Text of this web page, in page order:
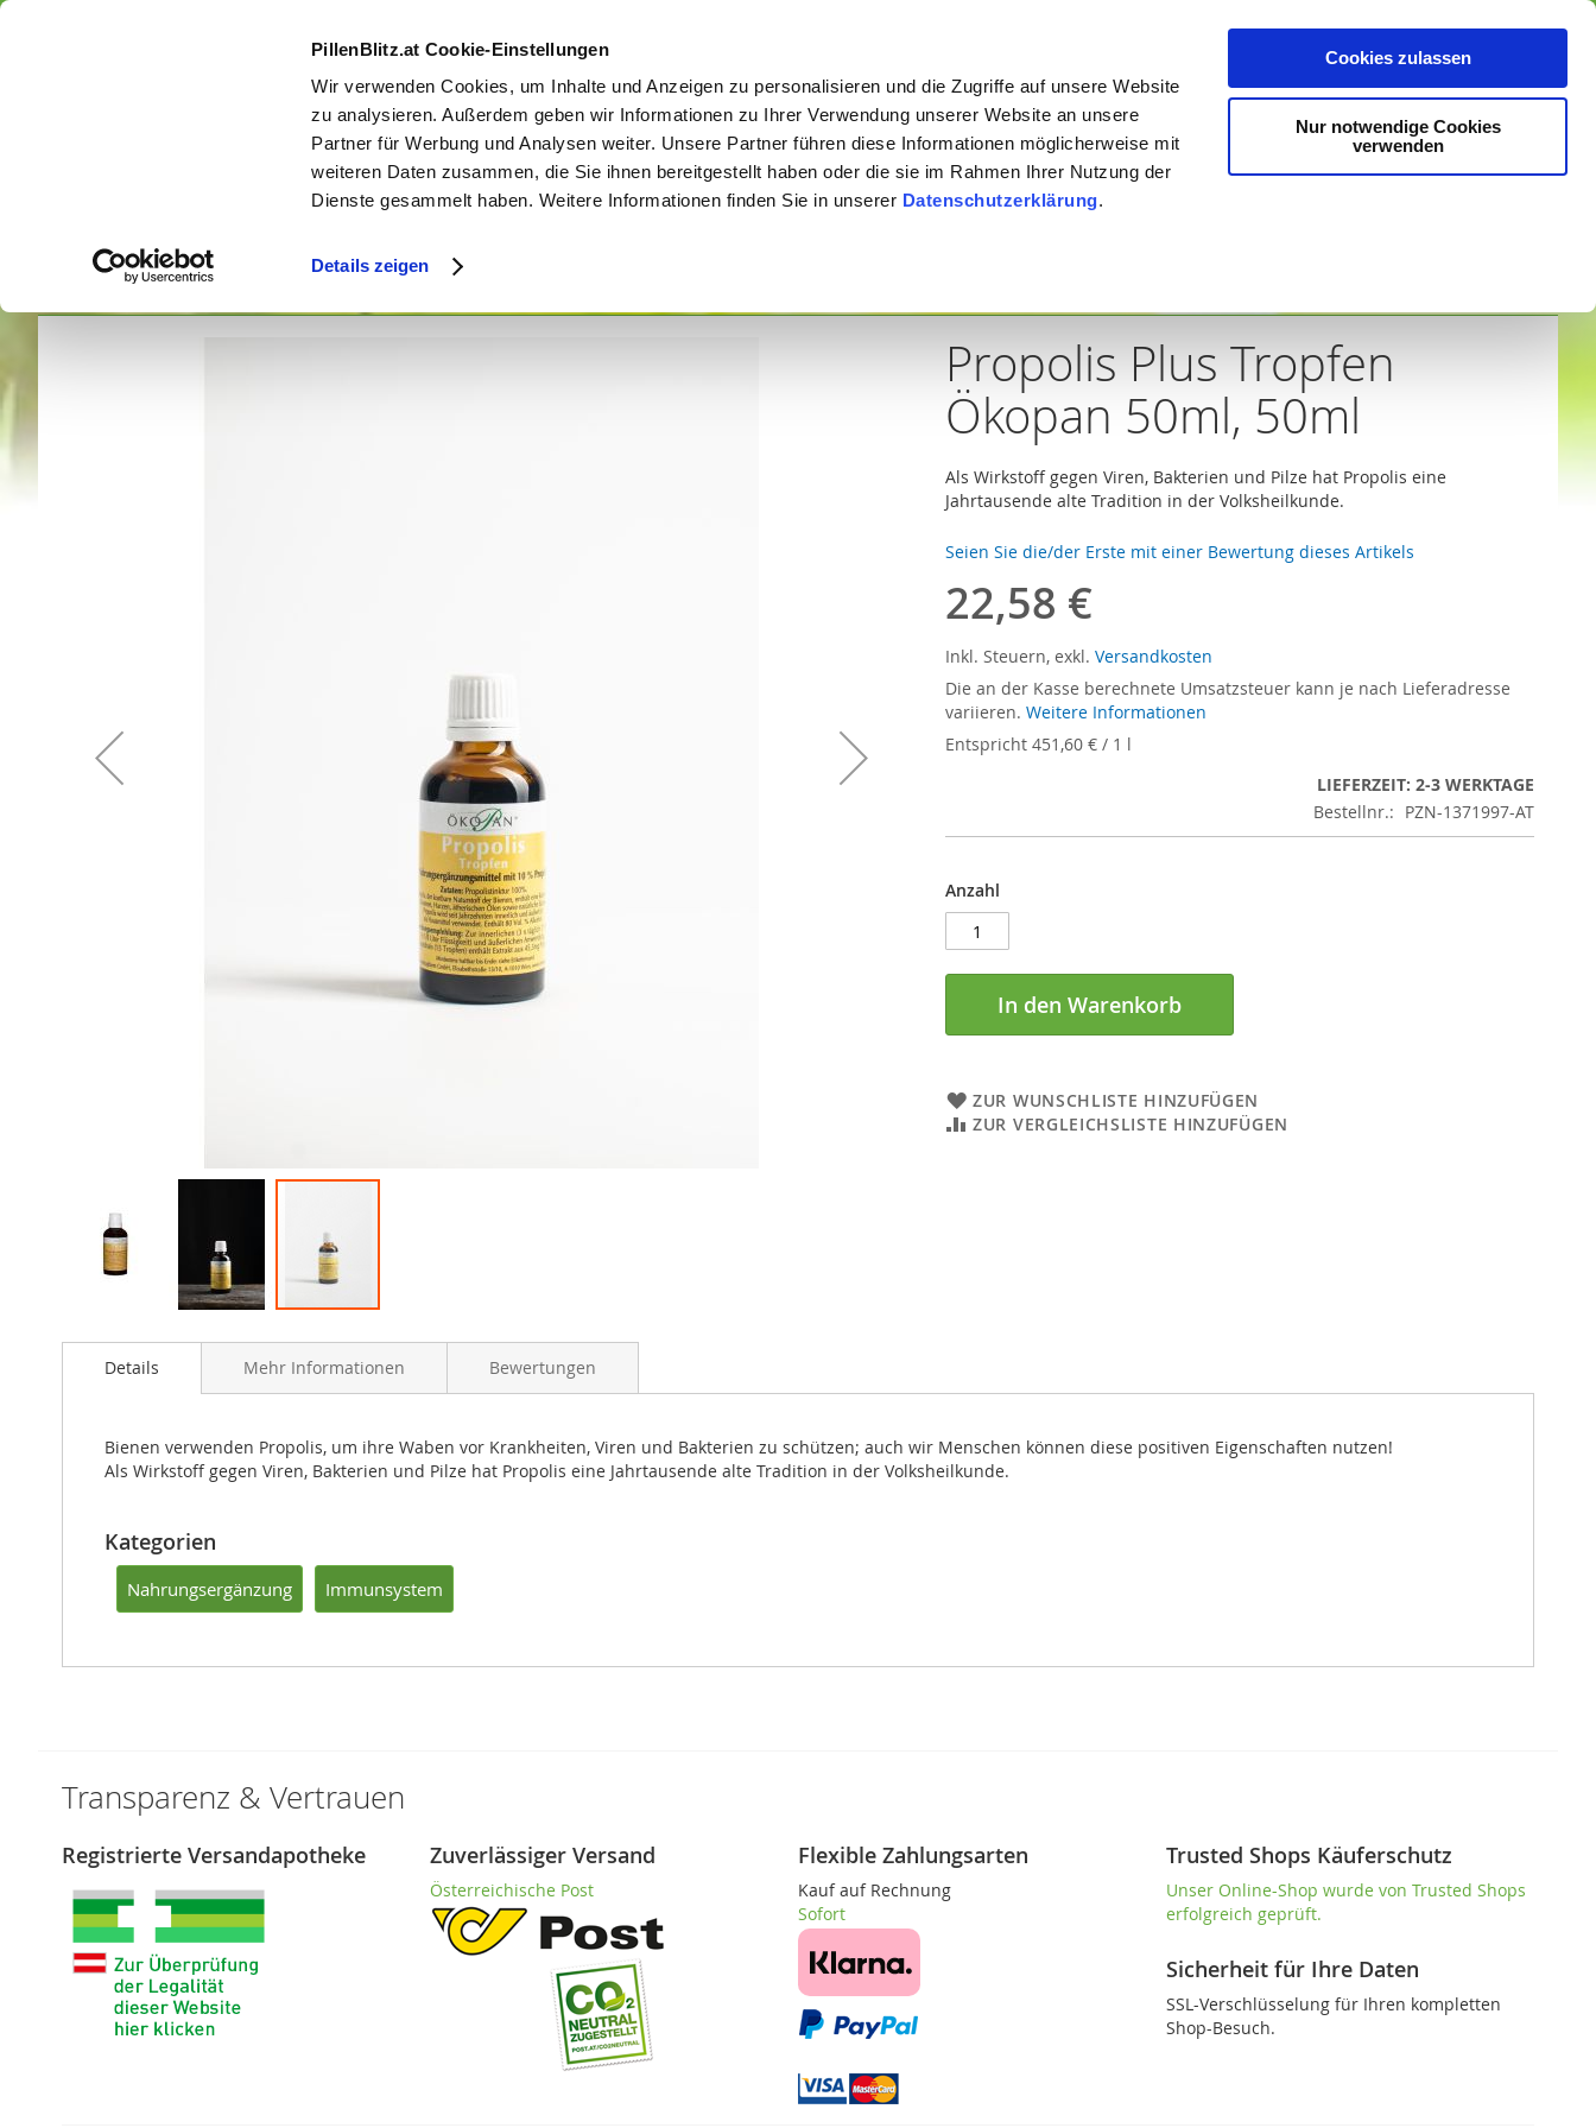
PillenBlitz.at Cookie-Einstellungen
Wir verwenden Cookies, um Inhalte und Anzeigen zu personalisieren und die Zugriffe auf unsere Website
zu analysieren. Außerdem geben wir Informationen zu Ihrer Verwendung unserer Website an unsere
Partner für Werbung und Analysen weiter. Unsere Partner führen diese Informationen möglicherweise mit
weiteren Daten zusammen, die Sie ihnen bereitgestellt haben oder die sie im Rahmen Ihrer Nutzung der
Dienste gesammelt haben. Weitere Informationen finden Sie in unserer Datenschutzerklärung.
Details zeigen
Cookies zulassen
Nur notwendige Cookies
verwenden
Anmelden Ein Konto erstellen
Mein Warenkorb
Suche
Propolis Plus Tropfen Ökopan 50ml, 50ml
Propolis Plus Tropfen
Ökopan 50ml, 50ml
Als Wirkstoff gegen Viren, Bakterien und Pilze hat Propolis eine
Jahrtausende alte Tradition in der Volksheilkunde.
Seien Sie die/der Erste mit einer Bewertung dieses Artikels
22,58 €
Inkl. Steuern, exkl. Versandkosten
Die an der Kasse berechnete Umsatzsteuer kann je nach Lieferadresse
variieren. Weitere Informationen
Entspricht 451,60 € / 1 l
LIEFERZEIT: 2-3 WERKTAGE
Bestellnr.: PZN-1371997-AT
Anzahl
In den Warenkorb
ZUR WUNSCHLISTE HINZUFÜGEN
ZUR VERGLEICHSLISTE HINZUFÜGEN
Anfang
Details
Bienen verwenden Propolis, um ihre Waben vor Krankheiten, Viren und Bakterien zu schützen; auch wir Menschen können diese positiven Eigenschaften nutzen!
Als Wirkstoff gegen Viren, Bakterien und Pilze hat Propolis eine Jahrtausende alte Tradition in der Volksheilkunde.
Kategorien
Nahrungsergänzung Immunsystem
Mehr Informationen Bewertungen
Transparenz & Vertrauen
Registrierte Versandapotheke Zuverlässiger Versand
Österreichische Post
Flexible Zahlungsarten
Kauf auf Rechnung
Sofort
Trusted Shops Käuferschutz
Unser Online-Shop wurde von Trusted Shops
erfolgreich geprüft.
Sicherheit für Ihre Daten
SSL-Verschlüsselung für Ihren kompletten
Shop-Besuch.